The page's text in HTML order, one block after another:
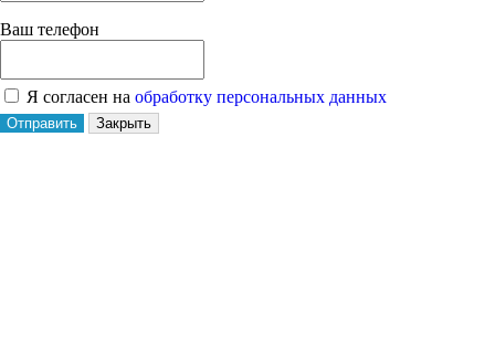
Ваш телефон
Я согласен на обработку персональных данных
Отправить Закрыть